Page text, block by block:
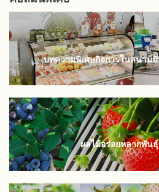
บทความพิเศษกิจการในสนาม
ผลไม้อร่อยหลากพัน